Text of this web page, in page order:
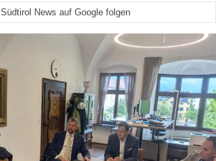
Südtirol News auf Google folgen